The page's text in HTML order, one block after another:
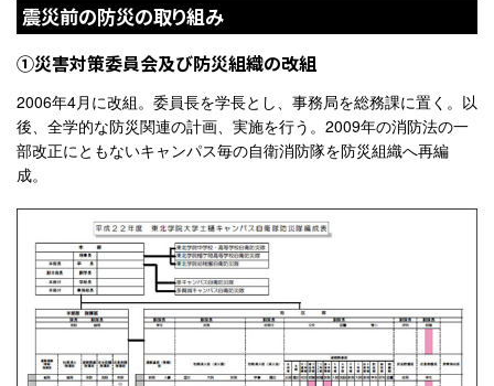
震災前の防災の取り組み
①災害対策委員会及び防災組織の改組
2006年4月に改組。委員長を学長とし、事務局を総務課に置く。以
後、全学的な防災関連の計画、実施を行う。2009年の消防法の一
部改正にともないキャンパス毎の自衛消防隊を防災組織へ再編
成。